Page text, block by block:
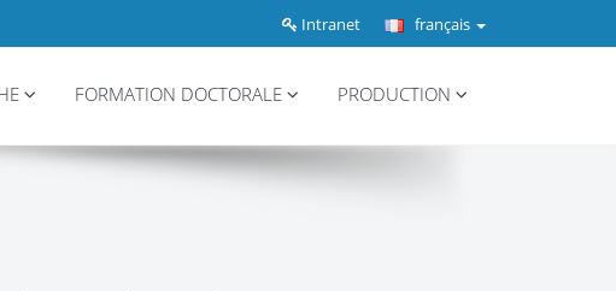
français
Intranet
FORMATION DOCTORALE PRODUCTION